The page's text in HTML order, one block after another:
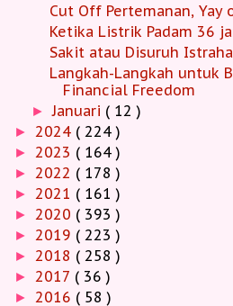
Cut Off Pertemanan, Yay
Ketika Listrik Padam 36
Sakit atau Disuruh
Langkah-Langkah untuk
Financial Freedom
►Januari ( 12 )
► 2024 ( 224 )
► 2023 ( 164 )
► 2022 ( 178 )
► 2021 ( 161 )
► 2020 ( 393 )
► 2019 ( 223 )
► 2018 ( 258 )
► 2017 ( 36 )
► 2016 ( 58 )